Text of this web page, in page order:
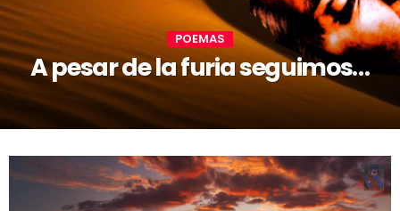
POEMAS
A pesar de la furia seguimos…